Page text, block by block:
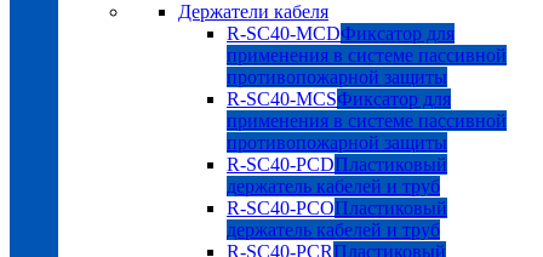
Держатели кабеля
R-SC40-MCDФиксатор для
применения в системе пассивной
противопожарной защиты
R-SC40-MCSФиксатор для
применения в системе пассивной
противопожарной защиты
R-SC40-PCDПластиковый
держатель кабелей и труб
R-SC40-PCOПластиковый
держатель кабелей и труб
R-SC40-PCRПластиковый